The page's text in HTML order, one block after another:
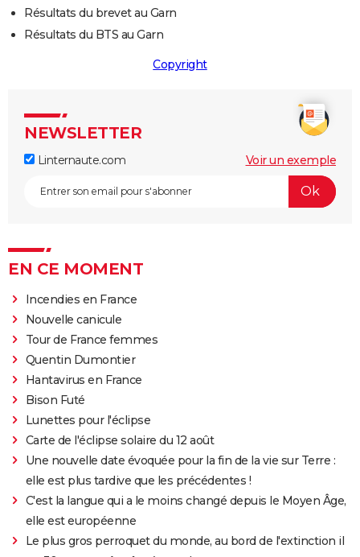
Résultats du brevet au Garn
Résultats du BTS au Garn
Copyright
NEWSLETTER
Linternaute.com Voir un exemple
EN CE MOMENT
Incendies en France
Nouvelle canicule
Tour de France femmes
Quentin Dumontier
Hantavirus en France
Bison Futé
Lunettes pour l'éclipse
Carte de l'éclipse solaire du 12 août
Une nouvelle date évoquée pour la fin de la vie sur Terre :
elle est plus tardive que les précédentes !
C'est la langue qui a le moins changé depuis le Moyen Âge,
elle est européenne
Le plus gros perroquet du monde, au bord de l'extinction il